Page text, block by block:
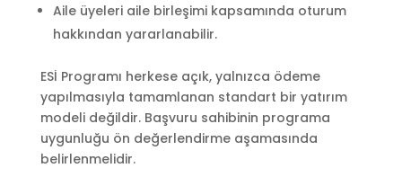
Aile üyeleri aile birleşimi kapsamında oturum
hakkından yararlanabilir.
ESİ Programı herkese açık, yalnızca ödeme
yapılmasıyla tamamlanan standart bir yatırım
modeli değildir. Başvuru sahibinin programa
uygunluğu ön değerlendirme aşamasında
belirlenmelidir.